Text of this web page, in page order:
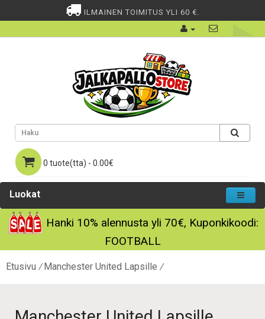
ILMAINEN TOIMITUS YLI 60 €.
0 tuote(tta) - 0.00€
Luokat
Hanki 10% alennusta yli 70€, Kuponkikoodi:
FOOTBALL
Etusivu Manchester United Lapsille